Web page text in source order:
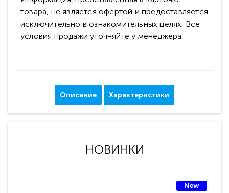
товара, не является офертой и предоставляется
исключительно в ознакомительных целях. Все
условия продажи уточняйте у менеджера.
Описание Характеристики
НОВИНКИ
New